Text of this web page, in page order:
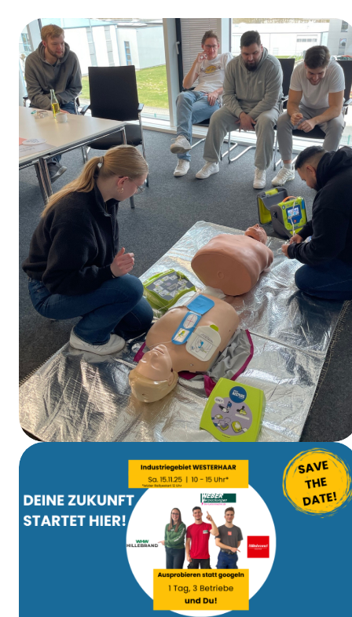
Winnaar van de prijsvraag ter gelegenheid
van de Dag van het Beroepsonderwijs